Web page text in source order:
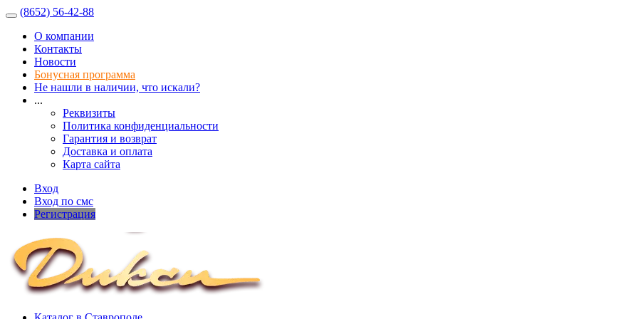
(8652) 56-42-88
О компании
Контакты
Новости
Бонусная программа
Не нашли в наличии, что искали?
...
Реквизиты
Политика конфиденциальности
Гарантия и возврат
Доставка и оплата
Карта сайта
Вход
Вход по смс
Регистрация